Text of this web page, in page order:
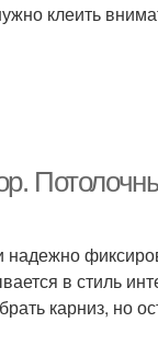
клеить
надежно
в стиль
карниз, но